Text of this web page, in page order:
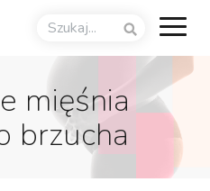
mięśnia
brzucha